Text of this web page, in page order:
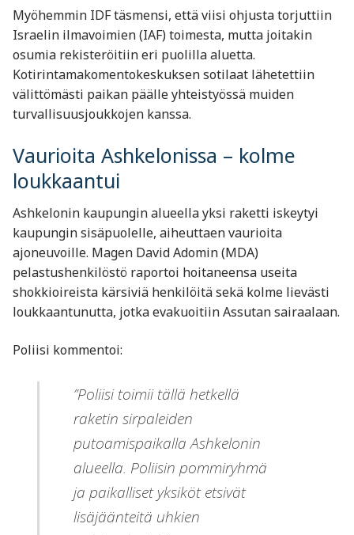
Myöhemmin IDF täsmensi, että viisi ohjusta torjuttiin
Israelin ilmavoimien (IAF) toimesta, mutta joitakin
osumia rekisteröitiin eri puolilla aluetta.
Kotirintamakomentokeskuksen sotilaat lähetettiin
välittömästi paikan päälle yhteistyössä muiden
turvallisuusjoukkojen kanssa.
Vaurioita Ashkelonissa – kolme
loukkaantui
Ashkelonin kaupungin alueella yksi raketti iskeytyi
kaupungin sisäpuolelle, aiheuttaen vaurioita
ajoneuvoille. Magen David Adomin (MDA)
pelastushenkilöstö raportoi hoitaneensa useita
shokkioireista kärsiviä henkilöitä sekä kolme lievästi
loukkaantunutta, jotka evakuoitiin Assutan sairaalaan.
Poliisi kommentoi:
”Poliisi toimii tällä hetkellä
raketin sirpaleiden
putoamispaikalla Ashkelonin
alueella. Poliisin pommiryhmä
ja paikalliset yksiköt etsivät
lisäjäänteitä uhkien